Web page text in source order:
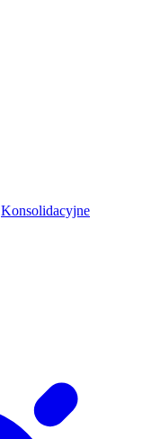
Konsolidacyjne